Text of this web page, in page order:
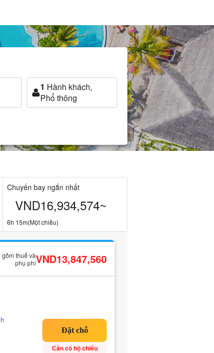
1 Hành khách,
Phổ thông
Chuyến bay ngắn nhất
VND16,934,574~
6h 15m(Một chiều)
thuế và
phụ phíVND13,847,560
Cần có hộ chiếu